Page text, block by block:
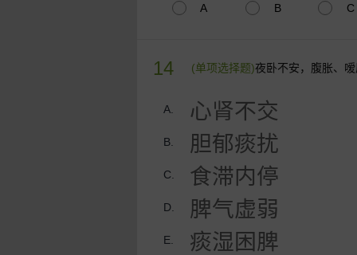
A B C
14 (单项选择题)夜卧不安，腹胀、
A. 心肾不交
B. 胆郁痰扰
C. 食滞内停
D. 脾气虚弱
E. 痰湿困脾